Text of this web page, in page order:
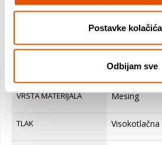
Postavke kolačića
Odbijam sve
Smart
siva, Kašmir,
VRSTA MATERIJALA Mesing
TLAK Visokotlačna